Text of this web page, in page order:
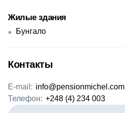
Жилые здания
Бунгало
Контакты
E-mail: info@pensionmichel.com
Телефон: +248 (4) 234 003